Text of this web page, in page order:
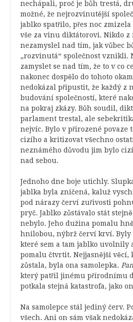
nechápali, proč je bůh trestá,
možné, že nejrozvinutější
jablko spatřilo, přes noc
vše za vinu diktátorovi. Nikdo z
nezamyslel nad tím, jak vůbec
„rozvinutá“ společnost vznikli.
zamyslet se nad tím, že to v co
nakonec dospělo do tohoto
nedokázal připustit, že každý z
budování společností, které
na pokraj zkázy. Bůh soudil,
parlament trestal, ale
nejvíc. Bylo v přirozené povaze
cizího a kritizovat všechno
neznámého důvodu jim bylo
nad sebou.
Jednoho dne boje utichly.
jablka byla zničená, kaluž
pod nárazy červí zuřivosti
pryč. Jablko zůstávalo stát
nebylo. Jeho dužina pomalu
hnilobou, nýbrž červí krví. Byly
které sem a tam jablko uvolnily
pomalu čtvrtit. Nejjasnější věcí,
zůstala, byla ona samolepka.
který patřil jinému přírodnímu
potkala stejná katastrofa, jako
Na samolepce stál jediný červ.
všech. Ani on sám však